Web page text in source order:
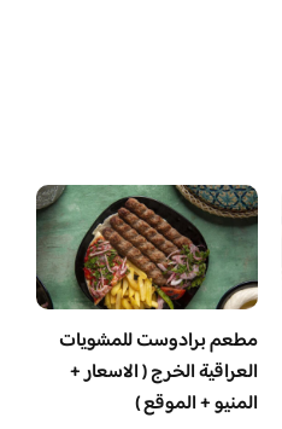
مطعم برادوست للمشويات
العراقية الخرج ( الاسعار +
المنيو + الموقع )